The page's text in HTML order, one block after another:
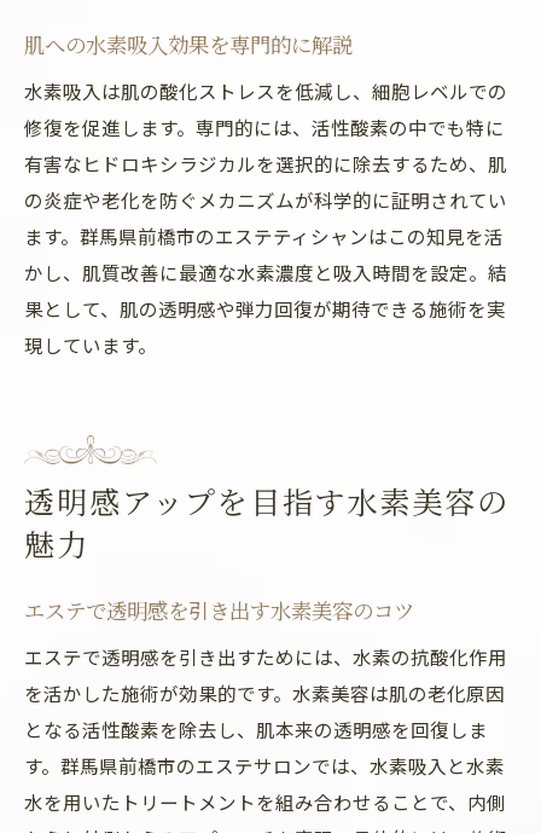
肌への水素吸入効果を専門的に解説
水素吸入は肌の酸化ストレスを低減し、細胞レベルでの
修復を促進します。専門的には、活性酸素の中でも特に
有害なヒドロキシラジカルを選択的に除去するため、肌
の炎症や老化を防ぐメカニズムが科学的に証明されてい
ます。群馬県前橋市のエステティシャンはこの知見を活
かし、肌質改善に最適な水素濃度と吸入時間を設定。結
果として、肌の透明感や弾力回復が期待できる施術を実
現しています。
透明感アップを目指す水素美容の
魅力
エステで透明感を引き出す水素美容のコツ
エステで透明感を引き出すためには、水素の抗酸化作用
を活かした施術が効果的です。水素美容は肌の老化原因
となる活性酸素を除去し、肌本来の透明感を回復しま
す。群馬県前橋市のエステサロンでは、水素吸入と水素
水を用いたトリートメントを組み合わせることで、内側